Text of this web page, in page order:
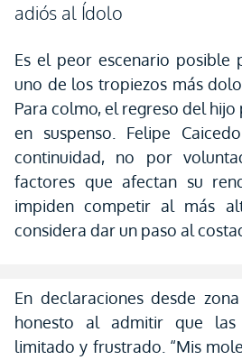
adiós al Ídolo
Es el peor escenario posible
uno de los tropiezos más
Para colmo, el regreso del
en suspenso. Felipe
continuidad, no por
factores que afectan su
impiden competir al más
considera dar un paso al
En declaraciones desde
honesto al admitir que
limitado y frustrado. “Mis